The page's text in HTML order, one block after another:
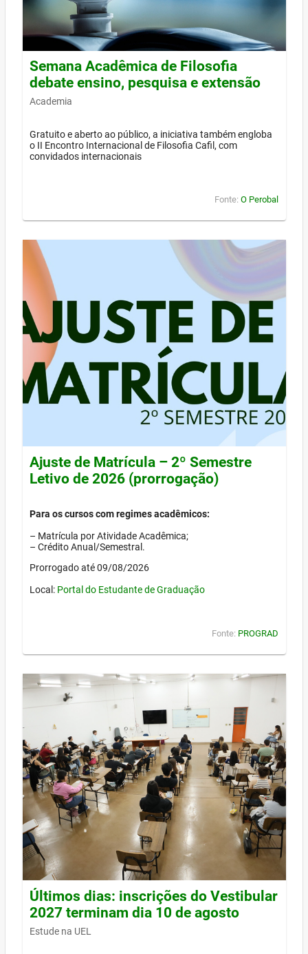
Semana Acadêmica de Filosofia
debate ensino, pesquisa e extensão
Academia
Gratuito e aberto ao público, a iniciativa também engloba
o II Encontro Internacional de Filosofia Cafil, com
convidados internacionais
Fonte: O Perobal
Ajuste de Matrícula – 2º Semestre
Letivo de 2026 (prorrogação)
Para os cursos com regimes acadêmicos:
– Matrícula por Atividade Acadêmica;
– Crédito Anual/Semestral.
Prorrogado até 09/08/2026
Local: Portal do Estudante de Graduação
Fonte: PROGRAD
Últimos dias: inscrições do Vestibular
2027 terminam dia 10 de agosto
Estude na UEL